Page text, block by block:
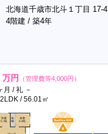
北海道千歳市北斗１丁目 17-4
4階建 / 築4年
万円 （管理費等4,000円）
月 / 礼 －
/ 56.01㎡
BunChinPAY